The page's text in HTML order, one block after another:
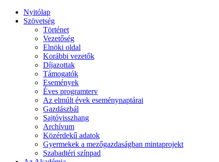
Nyitólap
Szövetség
Történet
Vezetőség
Elnöki oldal
Korábbi vezetők
Díjazottak
Támogatók
Események
Éves programterv
Az elmúlt évek eseménynaptárai
Gazdászbál
Sajtóvisszhang
Archívum
Közérdekű adatok
Gyermekek a mezőgazdaságban mintaprojekt
Szabadtéri színpad